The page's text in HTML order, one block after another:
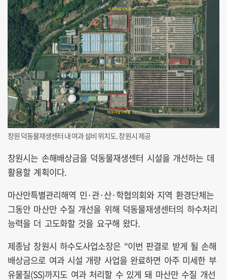
창원 덕동물재생센터 내 여과 설비 위치도. 창원시 제공
창원시는 손해배상금을 덕동물재생센터 시설을 개선하는 데
활용할 계획이다.
마산만특별관리해역 민·관·산·학협의회와 지역 환경단체는
그동안 마산만 수질 개선을 위해 덕동물재생센터의 하수처리
능력을 더 고도화할 것을 요구해 왔다.
제종남 창원시 하수도사업소장은 “이번 판결로 받게 될 손해
배상금으로 여과 시설 개량 사업을 완료하면 아주 미세한 부
유물질(SS)까지도 여과 처리할 수 있게 돼 마산만 수질 개선